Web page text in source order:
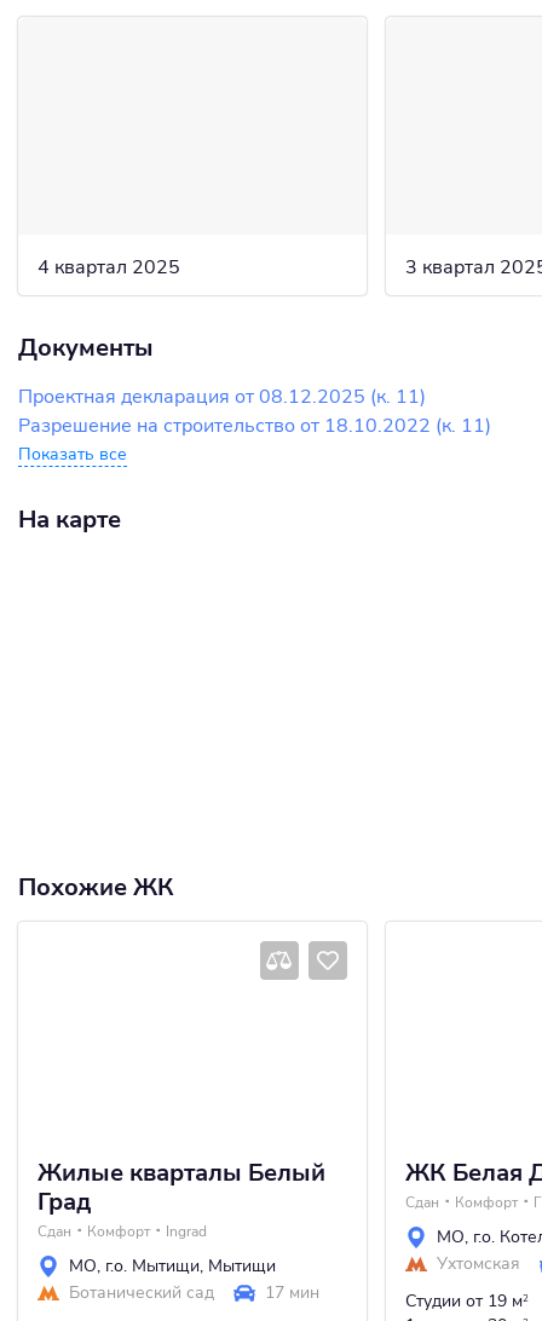
4 квартал 2025 3 квартал
Документы
Проектная декларация от 08.12.2025 (к. 11)
Разрешение на строительство от 18.10.2022 (к. 11)
Показать все
На карте
Похожие ЖК
Жилые кварталы Белый
Град
Сдан Комфорт Ingrad
МО, г.о. Мытищи, Мытищи
Ботанический сад
17 мин
ЖК Белая
Сдан Комфорт
МО, г.о.
Ухтомская
Студии от 19 м2